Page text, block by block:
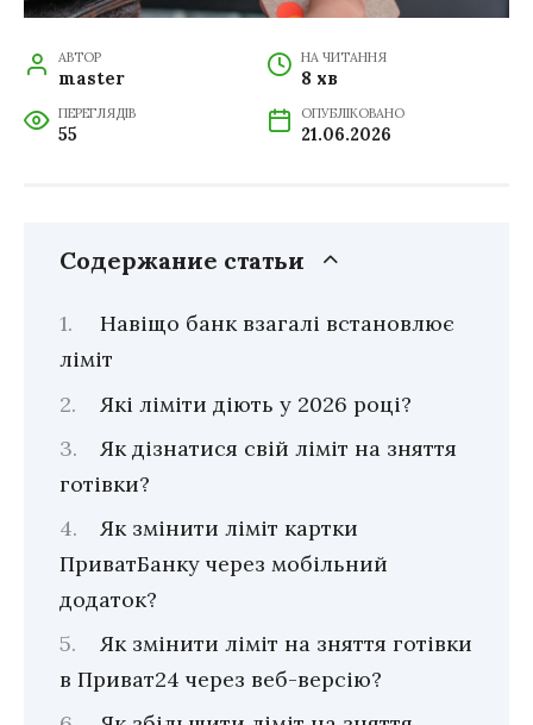
АВТОР
master
НА ЧИТАННЯ
8 хв
ПЕРЕГЛЯДІВ
55
ОПУБЛІКОВАНО
21.06.2026
Содержание статьи
Навіщо банк взагалі встановлює
ліміт
Які ліміти діють у 2026 році?
Як дізнатися свій ліміт на зняття
готівки?
Як змінити ліміт картки
ПриватБанку через мобільний
додаток?
Як змінити ліміт на зняття готівки
в Приват24 через веб-версію?